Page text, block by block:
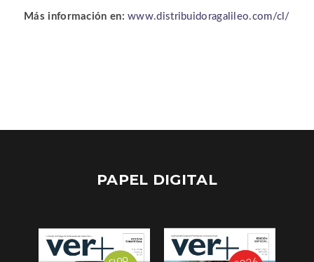
Más información en:www.distribuidoragalileo.com/cl/
PAPEL DIGITAL